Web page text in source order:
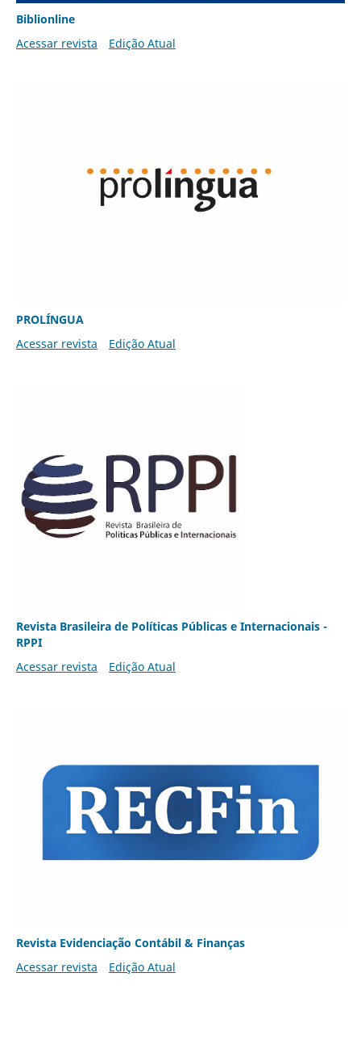
Biblionline
Acessar revista
Edição Atual
PROLÍNGUA
Acessar revista
Edição Atual
Revista Brasileira de Políticas Públicas e Internacionais -
RPPI
Acessar revista
Edição Atual
Revista Evidenciação Contábil & Finanças
Acessar revista
Edição Atual